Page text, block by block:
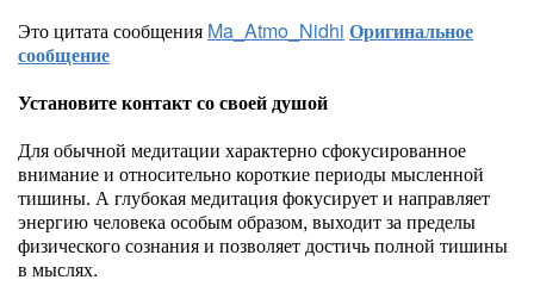
Это цитата сообщения Ma_Atmo_Nidhi Оригинальное
сообщение
Установите контакт со своей душой
Для обычной медитации характерно сфокусированное
внимание и относительно короткие периоды мысленной
тишины. А глубокая медитация фокусирует и направляет
энергию человека особым образом, выходит за пределы
физического сознания и позволяет достичь полной тишины
в мыслях.